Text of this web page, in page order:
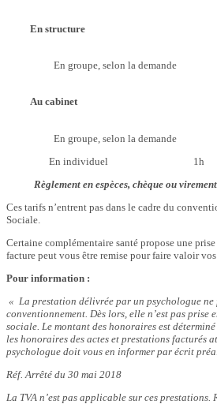
En structure
En groupe, selon la demande
Au cabinet
En groupe, selon la demande
En individuel
Règlement en espèces, chèque ou
Ces tarifs n’entrent pas dans le cadre du
Sociale.
Certaine complémentaire santé propose une
facture peut vous être remise pour faire valoir vos
Pour information :
« La prestation délivrée par un psychologue ne
conventionnement. Dès lors, elle n’est pas prise
sociale. Le montant des honoraires est
les honoraires des actes et prestations facturés
psychologue doit vous en informer par écrit
Réf. Arrêté du 30 mai 2018
La TVA n’est pas applicable sur ces prestations.